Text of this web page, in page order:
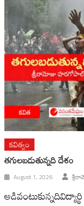
కవిత్వం
తగులబడుతున్నది దేశం
August 1, 2026